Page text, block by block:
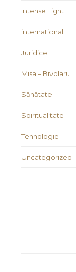
Intense Light
international
Juridice
Misa – Bivolaru
Sănătate
Spiritualitate
Tehnologie
Uncategorized